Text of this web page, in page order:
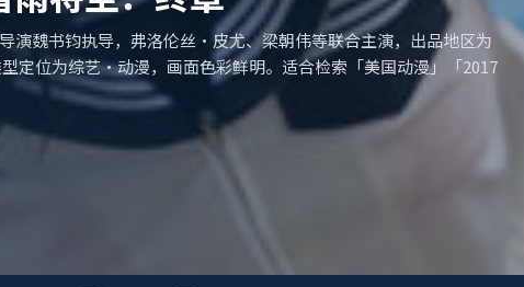
演魏书钧执导，弗洛伦丝·皮尤、梁朝伟等联合主演，出品地区为
定位为综艺·动漫，画面色彩鲜明。适合检索「美国动漫」「2017